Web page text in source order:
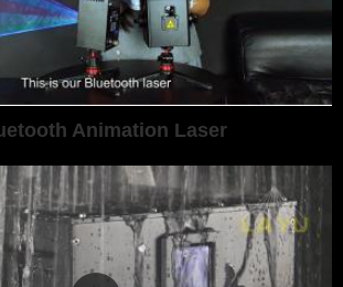
Animation Laser